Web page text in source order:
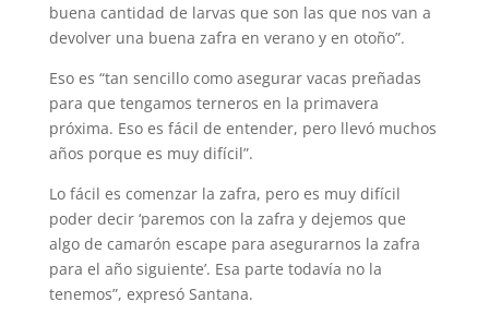
buena cantidad de larvas que son las que nos van a
devolver una buena zafra en verano y en otoño”.
Eso es “tan sencillo como asegurar vacas preñadas
para que tengamos terneros en la primavera
próxima. Eso es fácil de entender, pero llevó muchos
años porque es muy difícil”.
Lo fácil es comenzar la zafra, pero es muy difícil
poder decir ‘paremos con la zafra y dejemos que
algo de camarón escape para asegurarnos la zafra
para el año siguiente’. Esa parte todavía no la
tenemos”, expresó Santana.